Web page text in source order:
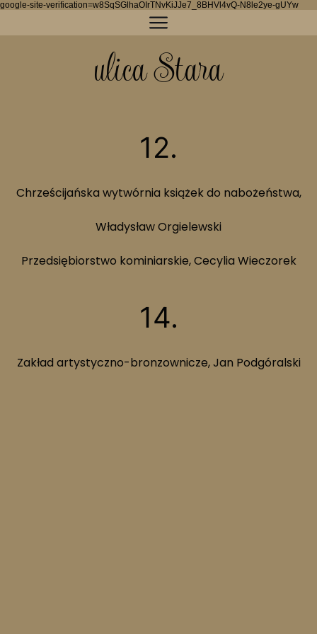
google-site-verification=w8SqSGlhaOIrTNvKiJJe7_8BHVl4vQ-N8le2ye-gUYw
12.
Chrześcijańska wytwórnia książek do nabożeństwa,
Władysław Orgielewski
Przedsiębiorstwo kominiarskie, Cecylia Wieczorek
14.
Zakład artystyczno-bronzownicze, Jan Podgóralski
ulica Stara